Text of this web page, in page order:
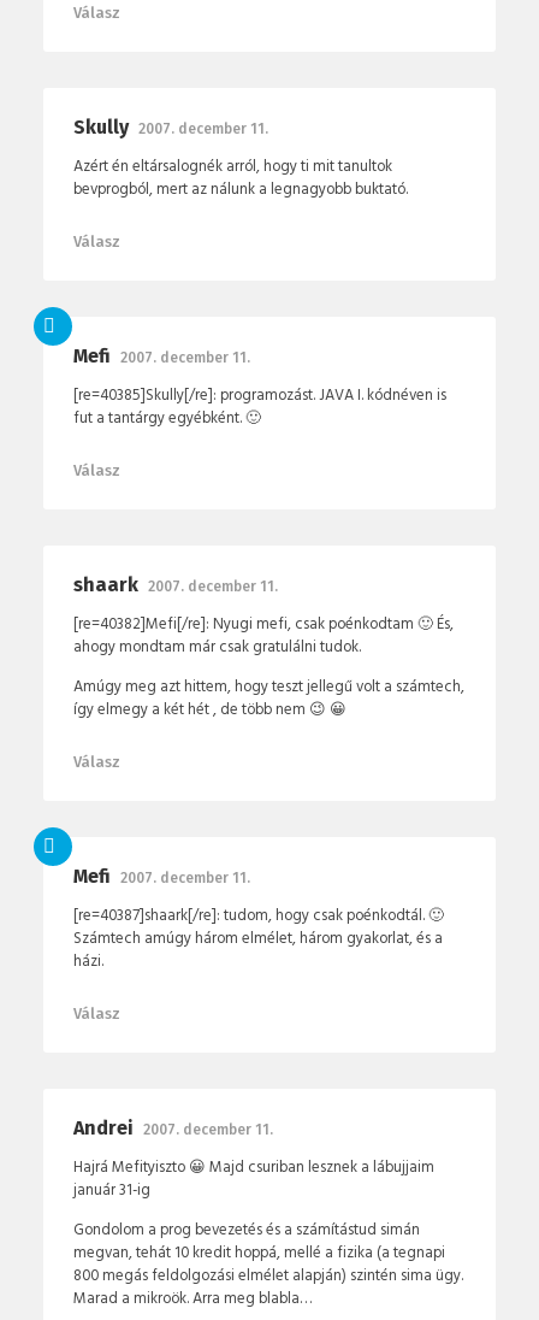
Válasz
Skully 2007. december 11.
Azért én eltársalognék arról, hogy ti mit tanultok
bevprogból, mert az nálunk a legnagyobb buktató.
Válasz
Mefi 2007. december 11.
[re=40385]Skully[/re]: programozást. JAVA I. kódnéven is
fut a tantárgy egyébként. 🙂
Válasz
shaark 2007. december 11.
[re=40382]Mefi[/re]: Nyugi mefi, csak poénkodtam 🙂 És,
ahogy mondtam már csak gratulálni tudok.
Amúgy meg azt hittem, hogy teszt jellegű volt a számtech,
így elmegy a két hét , de több nem 😉 😀
Válasz
Mefi 2007. december 11.
[re=40387]shaark[/re]: tudom, hogy csak poénkodtál. 🙂
Számtech amúgy három elmélet, három gyakorlat, és a
házi.
Válasz
Andrei 2007. december 11.
Hajrá Mefityiszto 😀 Majd csuriban lesznek a lábujjaim
január 31-ig
Gondolom a prog bevezetés és a számítástud simán
megvan, tehát 10 kredit hoppá, mellé a fizika (a tegnapi
800 megás feldolgozási elmélet alapján) szintén sima ügy.
Marad a mikroök. Arra meg blabla…